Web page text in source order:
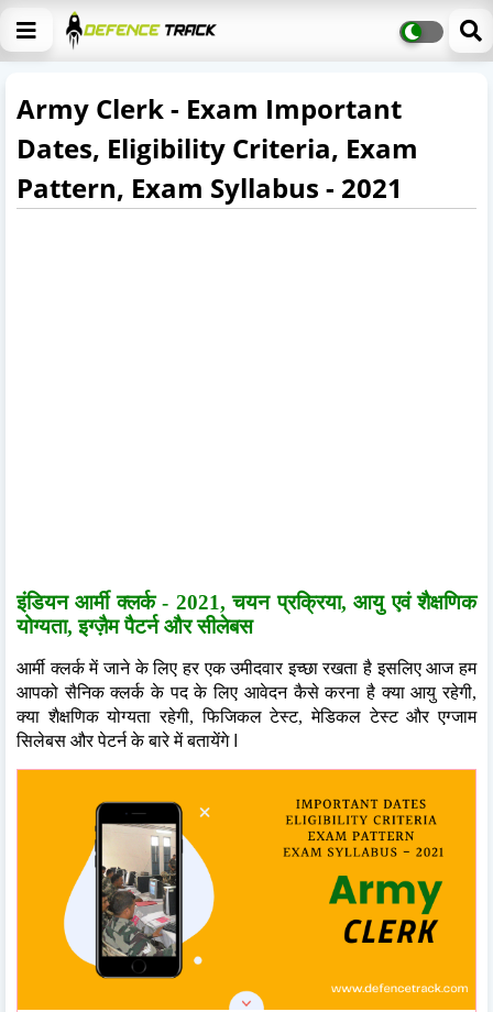
Army Clerk - Exam Important
Dates, Eligibility Criteria, Exam
Pattern, Exam Syllabus - 2021
इंडियन आर्मी क्लर्क - 2021, चयन प्रक्रिया, आयुएवं शैक्षणिक
योग्यता, इग्ज़ैम पैटर्न औरसीलेबस
आर्मी क्लर्क में जाने के लिए हर एक उमीदवार इच्छा रखता है इसलिए आज हम
आपको सैनिक क्लर्क के पद के लिए आवेदन कैसे करना है क्या आयु रहेगी,
क्या शैक्षणिक योग्यता रहेगी, फिजिकल टेस्ट, मेडिकल टेस्ट और एग्जाम
सिलेबस और पेटर्न के बारे में बतायेंगेI